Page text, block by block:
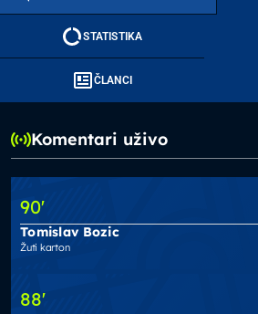
STATISTIKA
ČLANCI
Komentari uživo
90'
Tomislav Bozic
Žuti karton
88'